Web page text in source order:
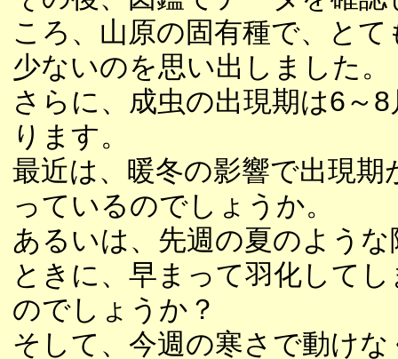
ころ、山原の固有種で、とて
少ないのを思い出しました。
さらに、成虫の出現期は6～
ります。
最近は、暖冬の影響で出現期
っているのでしょうか。
あるいは、先週の夏のような
ときに、早まって羽化して
のでしょうか？
そして、今週の寒さで動けな